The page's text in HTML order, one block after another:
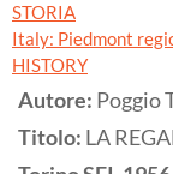
STORIA
Italy: Piedmont
HISTORY
Autore: Poggio
Titolo: LA